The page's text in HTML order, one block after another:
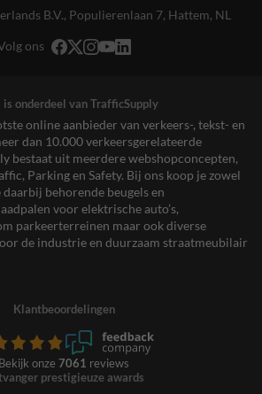
B.V., Populierenlaan 7, Hattem, NL
ons
onderdeel van TrafficSupply
online aanbieder van verkeers-, tekst- en
dan 10.000 verkeersgerelateerde
bestaat uit meerdere webshopconcepten,
Parking en Safety. Bij ons koop je zowel
behorende beugels en
voor elektrische auto’s,
parkeerterreinen maar ook diverse
de industrie en duurzaam straatmeubilair
Klantbeoordelingen
Bekijk onze 7061 reviews
prestigieuze awards